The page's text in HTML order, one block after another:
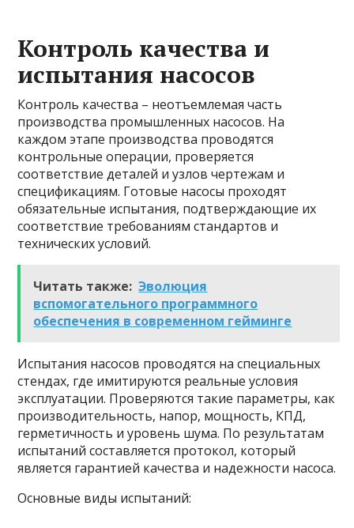
Контроль качества и
испытания насосов
Контроль качества – неотъемлемая часть
производства промышленных насосов. На
каждом этапе производства проводятся
контрольные операции, проверяется
соответствие деталей и узлов чертежам и
спецификациям. Готовые насосы проходят
обязательные испытания, подтверждающие их
соответствие требованиям стандартов и
технических условий.
Читать также: Эволюция
вспомогательного программного
обеспечения в современном гейминге
Испытания насосов проводятся на специальных
стендах, где имитируются реальные условия
эксплуатации. Проверяются такие параметры, как
производительность, напор, мощность, КПД,
герметичность и уровень шума. По результатам
испытаний составляется протокол, который
является гарантией качества и надежности насоса.
Основные виды испытаний: